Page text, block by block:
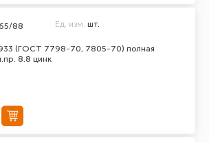
(ГОСТ 7798-70, 7805-70) полная
8.8 цинк
88 Ед. изм. шт.